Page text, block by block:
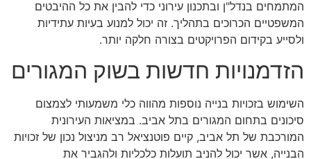
המתמחים בנדל"ן ובתכנון עירוני כדי להבין את כל ההיבטים
המשפטיים הכרוכים בתהליך. זה יכול למנוע בעיות עתידיות
ולסייע בקידום הפרויקטים בצורה חלקה יותר.
הזדמנויות חדשות בשוק המגורים
השימוש בזכויות בנייה נוספות מהווה כלי משמעותי לצמצום
סיכונים בתחום המגורים בתל אביב. במציאות העירונית
המורכבת של תל אביב, קיים פוטנציאל רב מניצול נכון של זכויות
הבנייה, אשר יכול להניב תועלות כלכליות ולהגביר את